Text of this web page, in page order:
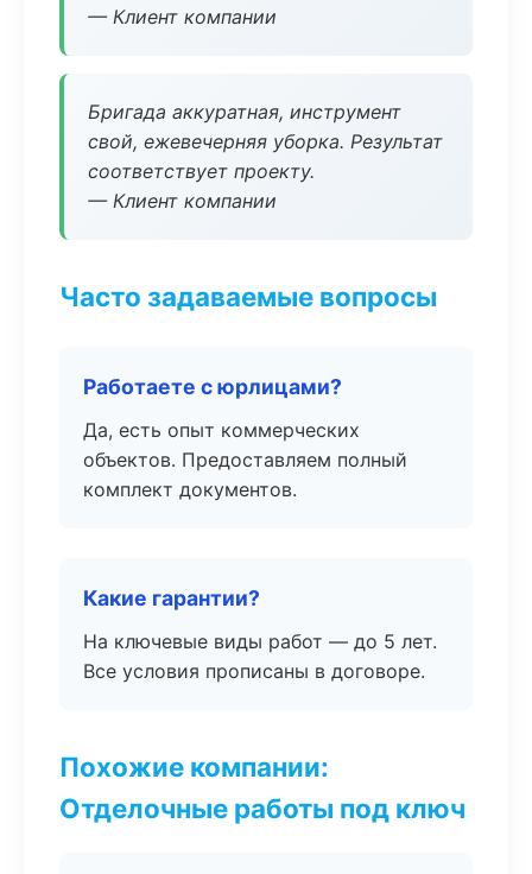
— Клиент компании
Бригада аккуратная, инструмент
свой, ежевечерняя уборка. Результат
соответствует проекту.
— Клиент компании
Часто задаваемые вопросы
Работаете с юрлицами?
Да, есть опыт коммерческих
объектов. Предоставляем полный
комплект документов.
Какие гарантии?
На ключевые виды работ — до 5 лет.
Все условия прописаны в договоре.
Похожие компании:
Отделочные работы под ключ